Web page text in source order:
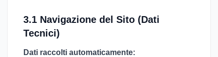
3.1 Navigazione del Sito (Dati
Tecnici)
Dati raccolti automaticamente: